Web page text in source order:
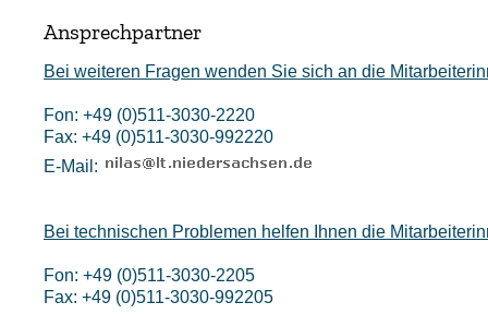
Ansprechpartner
Bei weiteren Fragen wenden Sie sich an die
Fon: +49 (0)511-3030-2220
Fax: +49 (0)511-3030-992220
E-Mail:
Bei technischen Problemen helfen Ihnen die
Fon: +49 (0)511-3030-2205
Fax: +49 (0)511-3030-992205